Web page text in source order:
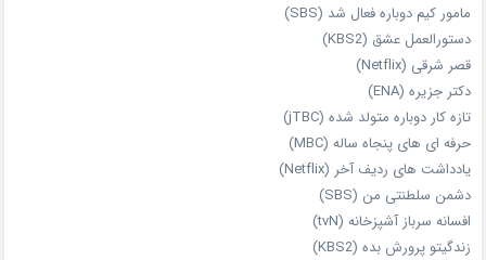
مامور کیم دوباره فعال شد (SBS)
دستورالعمل عشق (KBS2)
قصر شرقی (Netflix)
دکتر جزیره (ENA)
تازه‌ کار دوباره‌ متولد شده (jTBC)
حرفه‌ ای‌ های پنجاه‌ ساله (MBC)
یادداشت‌ های ردیف آخر (Netflix)
دشمن سلطنتی من (SBS)
افسانه سرباز آشپزخانه (tvN)
زندگیتو پرورش بده (KBS2)